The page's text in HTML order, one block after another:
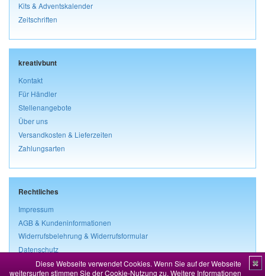
Diese Webseite verwendet Cookies. Wenn Sie auf der Webseite
weitersurfen stimmen Sie der Cookie-Nutzung zu. Weitere Informationen
✖
Kits & Adventskalender
Zeitschriften
kreativbunt
Kontakt
Für Händler
Stellenangebote
Über uns
Versandkosten & Lieferzeiten
Zahlungsarten
Rechtliches
Impressum
AGB & Kundeninformationen
Widerrufsbelehrung & Widerrufsformular
Datenschutz
Vertrag widerrufen